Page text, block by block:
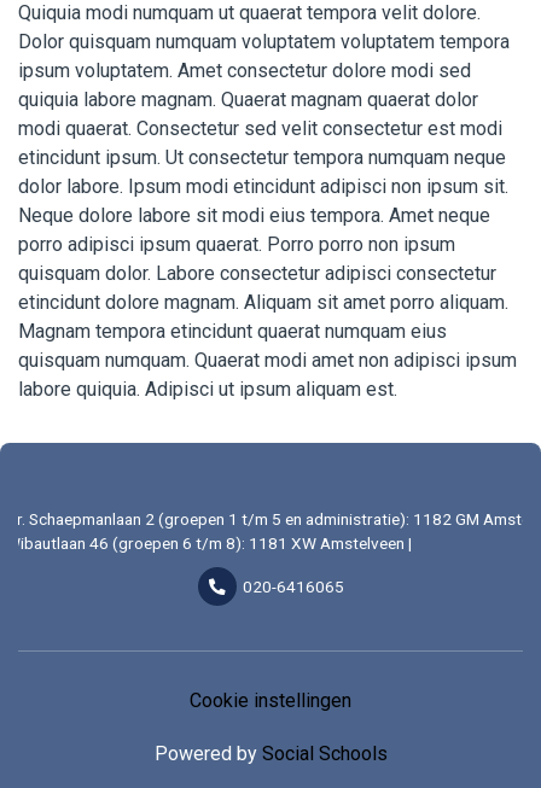
Quiquia modi numquam ut quaerat tempora velit dolore.
Dolor quisquam numquam voluptatem voluptatem tempora
ipsum voluptatem. Amet consectetur dolore modi sed
quiquia labore magnam. Quaerat magnam quaerat dolor
modi quaerat. Consectetur sed velit consectetur est modi
etincidunt ipsum. Ut consectetur tempora numquam neque
dolor labore. Ipsum modi etincidunt adipisci non ipsum sit.
Neque dolore labore sit modi eius tempora. Amet neque
porro adipisci ipsum quaerat. Porro porro non ipsum
quisquam dolor. Labore consectetur adipisci consectetur
etincidunt dolore magnam. Aliquam sit amet porro aliquam.
Magnam tempora etincidunt quaerat numquam eius
quisquam numquam. Quaerat modi amet non adipisci ipsum
labore quiquia. Adipisci ut ipsum aliquam est.
Dr. Schaepmanlaan 2 (groepen 1 t/m 5 en administratie): 1182 GM
Wibautlaan 46 (groepen 6 t/m 8): 1181 XW Amstelveen |
020-6416065
Cookie instellingen
Powered by Social Schools